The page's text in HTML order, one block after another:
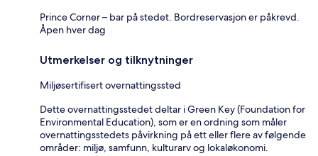
Prince Corner – bar på stedet. Bordreservasjon er påkrevd.
Åpen hver dag
Utmerkelser og tilknytninger
Miljøsertifisert overnattingssted
Dette overnattingsstedet deltar i Green Key (Foundation for
Environmental Education), som er en ordning som måler
overnattingsstedets påvirkning på ett eller flere av følgende
områder: miljø, samfunn, kulturarv og lokaløkonomi.